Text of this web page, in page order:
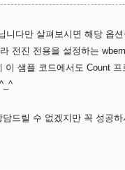
니다만 살펴보시면 해당 옵
전진 전용을 설정하는
샘플 코드에서도 Count
드릴 수 없겠지만 꼭 성공